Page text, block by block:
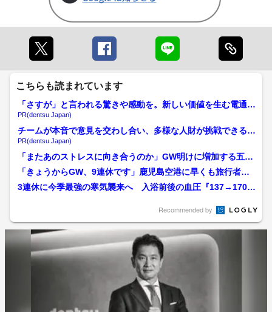
こちらも読まれています
「さすが」と言われる驚きや感動を。新しい価値を生む電通の
挑戦
PR(dentsu Japan)
チームが本音で意見を交わし合い、多様な人財が挑戦できる組
織へ
PR(dentsu Japan)
「またあのストレスに向き合うのか」GW明けに増加する五月
病のリスク 不調を改善す...
「きょうからGW、9連休です」鹿児島空港に早くも旅行者
駐車場は200円値上げ、...
3連休に今季最強の寒気襲来へ 入浴前後の血圧『137→170→
Recommended by